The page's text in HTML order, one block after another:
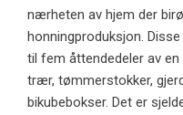
nærheten av hjem der
honningproduksjon.
til fem åttendedeler av
trær, tømmerstokker,
bikubebokser. Det er